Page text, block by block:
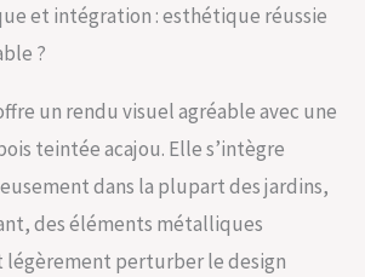
treillis jardin
latéraux, l’arche
vos plantes
grimpantes
préférées
s'épanouissent et
montent
gracieusement. Le
toit arqué avec des
et intégration : esthétique réussie
?
un rendu visuel agréable avec une
teintée acajou. Elle s’intègre
dans la plupart des jardins,
des éléments métalliques
légèrement perturber le design